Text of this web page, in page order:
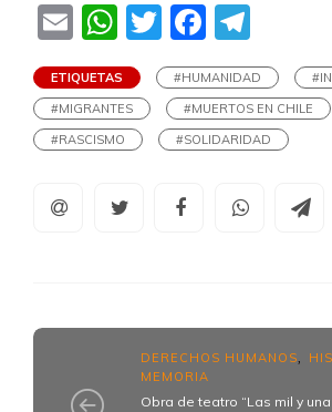
EmailWhatsApp
Twitter
ETIQUETAS #HUMANIDAD
#MIGRANTES
#MUERTOS EN CHILE
#RASCISMO
#SOLIDARIDAD
DERECHOS HUMANOS
MEMORIA
Obra de teatro “Las mil y